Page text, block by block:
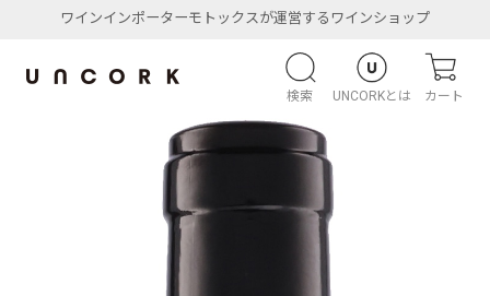
ワインインポーターモトックスが運営するワインショップ
検索 UNCORKとは カート